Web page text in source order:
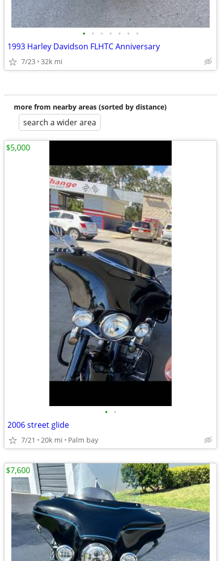
• • • • • • •
1993 Harley Davidson FLHTC Anniversary
7/23 32k mi
more from nearby areas (sorted by distance)
search a wider area
• •
2006 street glide
7/21 20k mi Palm bay
$5,000
$7,600